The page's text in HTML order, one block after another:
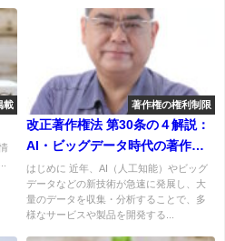
載 著作権の権利制限
改正著作権法 第30条の４解説：
AI・ビッグデータ時代の著作権
法
はじめに 近年、AI（人工知能）やビッグ
データなどの新技術が急速に発展し、大
量のデータを収集・分析することで、多
様なサービスや製品を開発する...